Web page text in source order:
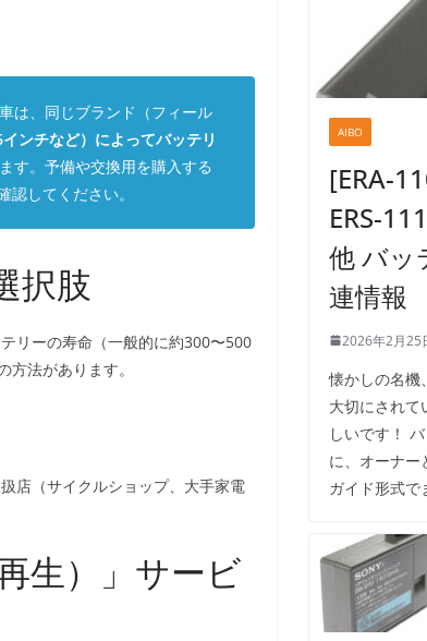
は、同じブランド（フィール
ンチなど）によってバッテリ
す。予備や交換用を購入する
してください。
択肢
リーの寿命（一般的に約300〜500
法があります。
店（サイクルショップ、大手家電
生）」サービ
AIBO
[ERA-
ERS-
他 バッ
連情報
2026年2月25
懐かしの名機
大切にされて
しいです！
に、オーナー
ガイド形式で